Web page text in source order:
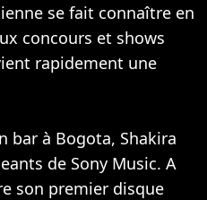
se fait connaître en
concours et shows
rapidement une
bar à Bogota, Shakira
de Sony Music. A
son premier disque